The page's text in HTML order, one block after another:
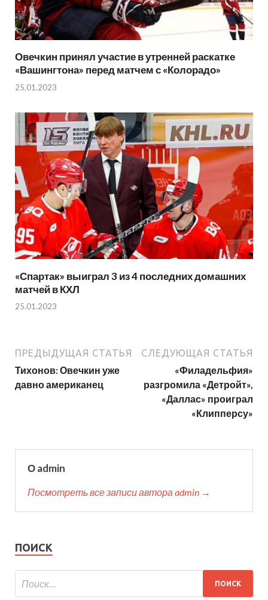
Овечкин принял участие в утренней раскатке
«Вашингтона» перед матчем с «Колорадо»
25.01.2023
«Спартак» выиграл 3 из 4 последних домашних
матчей в КХЛ
25.01.2023
ПРЕДЫДУЩАЯ СТАТЬЯ
Тихонов: Овечкин уже
давно американец
СЛЕДУЮЩАЯ СТАТЬЯ
«Филадельфия»
разгромила «Детройт»,
«Даллас» проиграл
«Клипперсу»
О admin
Посмотреть все записи автора admin →
ПОИСК